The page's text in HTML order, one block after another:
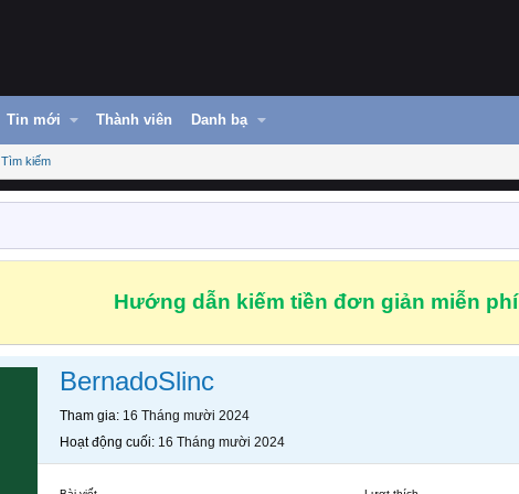
Tin mới Thành viên Danh bạ
Tìm kiếm
Hướng dẫn kiếm tiền đơn giản miễn phí
BernadoSlinc
Tham gia 16 Tháng mười 2024
Hoạt động cuối 16 Tháng mười 2024